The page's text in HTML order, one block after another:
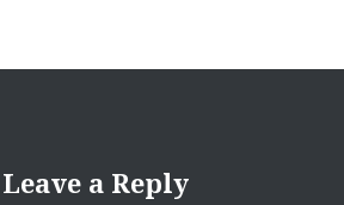
Leave a Reply